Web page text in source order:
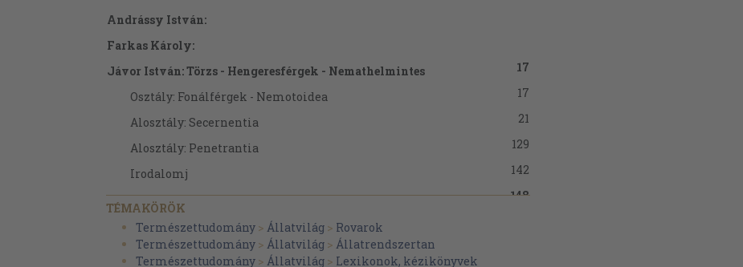
Andrássy István:
Farkas Károly:
Jávor István: Törzs - Hengeresférgek - Nemathelmintes
17
Osztály: Fonálférgek - Nemotoidea
17
Alosztály: Secernentia
21
Alosztály: Penetrantia
129
Irodalomj
142
Zicsi András: Törzs - Gyűrűsférgek - Annelida
148
Osztály: Kevéssertéjű gyűrűsférgek - Oligochaeta
Család: Televényférgek - Enchytraeidae
TÉMAKÖRÖK
Természettudomány > Állatvilág > Rovarok
Természettudomány > Állatvilág > Állatrendszertan
Természettudomány > Állatvilág > Lexikonok, kézikönyvek